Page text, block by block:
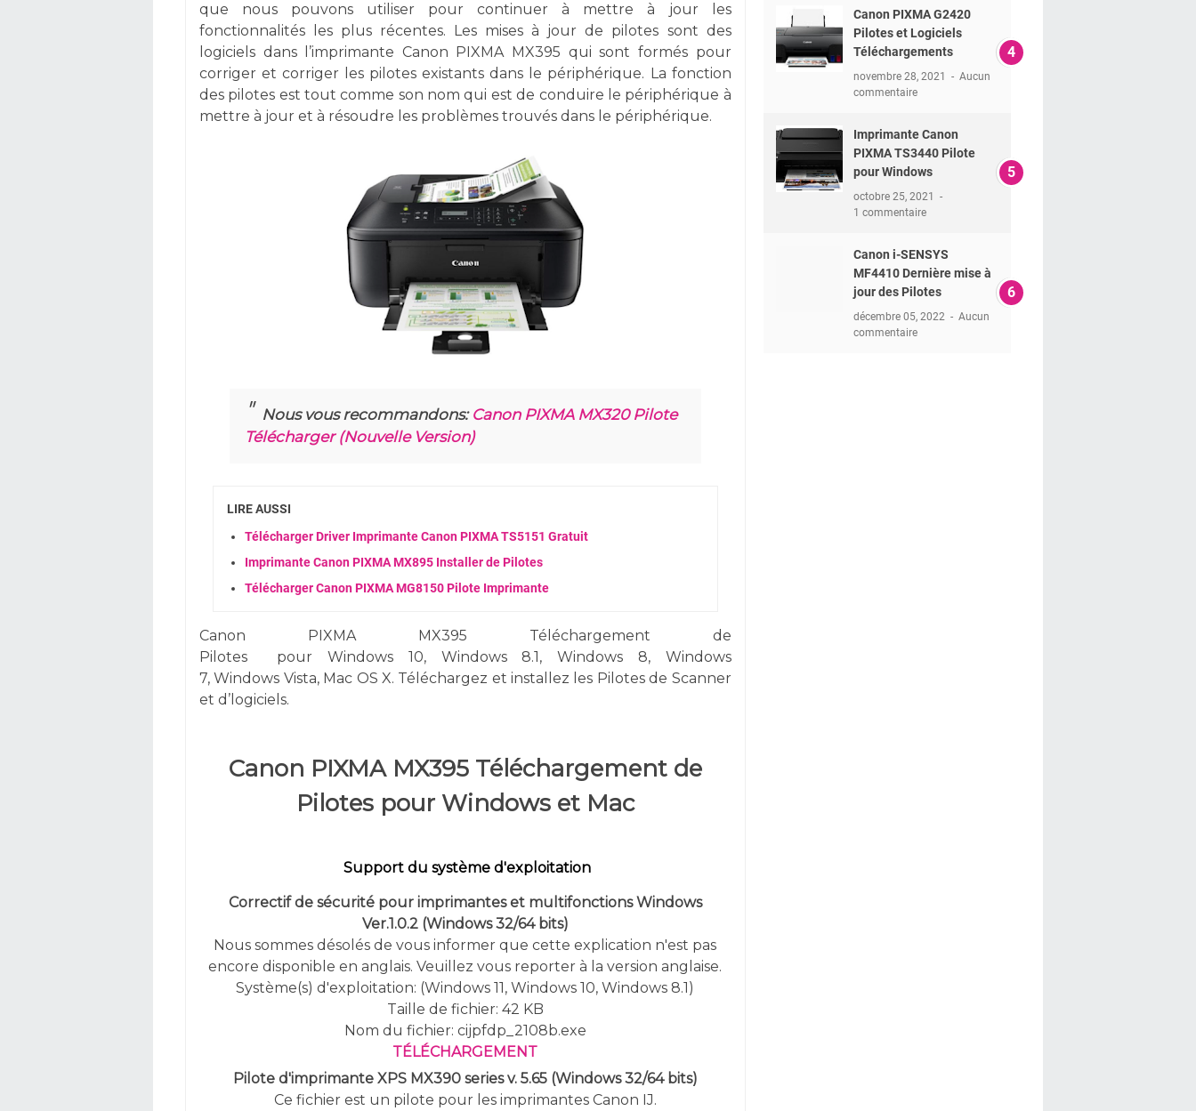
que nous pouvons utiliser pour continuer à mettre à jour les
fonctionnalités les plus récentes. Les mises à jour de pilotes sont des
logiciels dans l’imprimante Canon PIXMA MX395 qui sont formés pour
corriger et corriger les pilotes existants dans le périphérique. La fonction
des pilotes est tout comme son nom qui est de conduire le périphérique à
mettre à jour et à résoudre les problèmes trouvés dans le périphérique.
Nous vous recommandons: Canon PIXMA MX320 Pilote
Télécharger (Nouvelle Version)
LIRE AUSSI
Télécharger Driver Imprimante Canon PIXMA TS5151 Gratuit
Imprimante Canon PIXMA MX895 Installer de Pilotes
Télécharger Canon PIXMA MG8150 Pilote Imprimante
Canon PIXMA MX395 Téléchargement de
Pilotes
pour Windows 10, Windows 8.1, Windows 8, Windows
7,Windows Vista, Mac OS X. Téléchargez et installez les Pilotes de Scanner
et d’logiciels.
Canon PIXMA MX395 Téléchargement de
Pilotes pour Windows et Mac
Support du système d'exploitation
Correctif de sécurité pour imprimantes et multifonctions Windows
Ver.1.0.2 (Windows 32/64 bits)
Nous sommes désolés de vous informer que cette explication n'est pas
encore disponible en anglais. Veuillez vous reporter à la version anglaise.
Système(s) d'exploitation: (Windows 11, Windows 10, Windows 8.1)
Taille de fichier: 42 KB
Nom du fichier: cijpfdp_2108b.exe
TÉLÉCHARGEMENT
Pilote d'imprimante XPS MX390 series v. 5.65 (Windows 32/64 bits)
Ce fichier est un pilote pour les imprimantes Canon IJ.
Canon PIXMA G2420
Pilotes et Logiciels
Téléchargements
novembre 28, 2021
Aucun
commentaire
Imprimante Canon
PIXMA TS3440 Pilote
pour Windows
octobre 25, 2021
1 commentaire
Canon i-SENSYS
MF4410 Dernière mise à
jour des Pilotes
décembre 05, 2022
Aucun
commentaire